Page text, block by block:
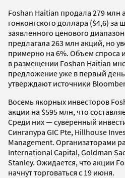
Foshan Haitian продала 279 млн
гонконгского доллара ($4,6) за
заявленного ценового
предлагала 263 млн акций, но
примерно на 6%. Объем спроса
в размещении Foshan Haitian
предложение уже в первый
утверждают источники
Восемь якорных инвесторов
акции на $595 млн, что
Среди них — суверенный
Сингапура GIC Pte, Hillhouse
Management. Организаторами
International Capital, Goldman
Stanley. Ожидается, что акции
начнут торговаться с 19 июня.